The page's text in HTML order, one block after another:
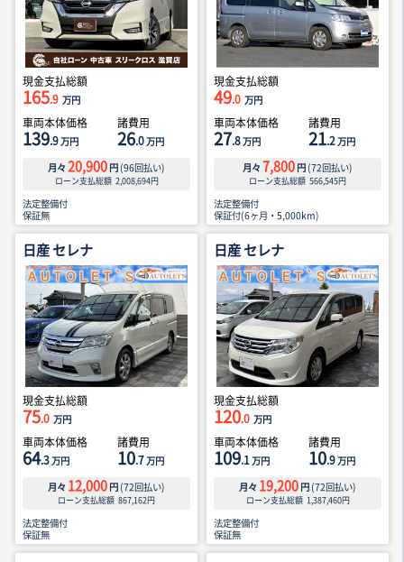
現金支払総額
165.9 万円
車両本体価格
139.9万円
諸費用
26.0万円
月々 20,900 円 (96回払い)
ローン支払総額 2,008,694円
法定整備付
保証無
現金支払総額
49.0 万円
車両本体価格
27.8万円
諸費用
21.2万円
月々 7,800 円 (72回払い)
ローン支払総額 566,545円
法定整備付
保証付(6ヶ月・5,000km)
日産 セレナ
現金支払総額
75.0 万円
車両本体価格
64.3万円
諸費用
10.7万円
月々 12,000 円 (72回払い)
ローン支払総額 867,162円
法定整備付
保証無
日産 セレナ
現金支払総額
120.0 万円
車両本体価格
109.1万円
諸費用
10.9万円
月々 19,200 円 (72回払い)
ローン支払総額 1,387,460円
法定整備付
保証無